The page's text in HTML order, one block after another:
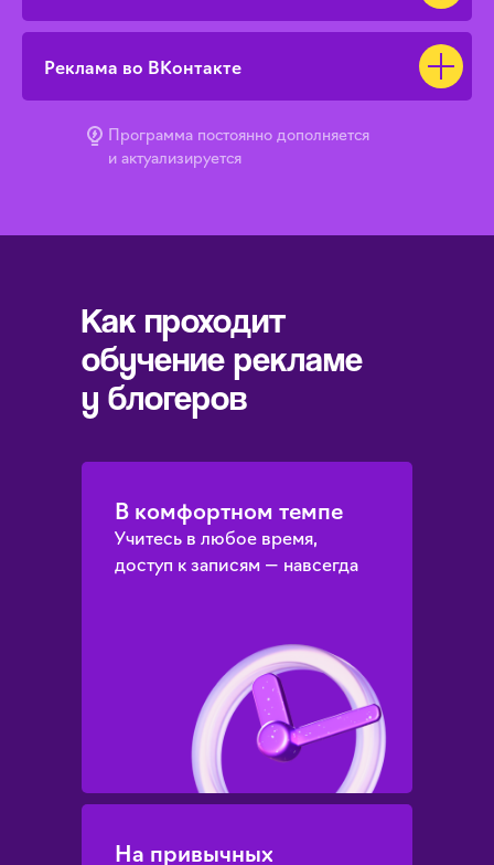
Реклама во ВКонтакте
Программа постоянно дополняется
и актуализируется
В комфортном темпе
Учитесь в любое время,
доступ к записям — навсегда
На привычных
Как проходит
обучение рекламе
у блогеров